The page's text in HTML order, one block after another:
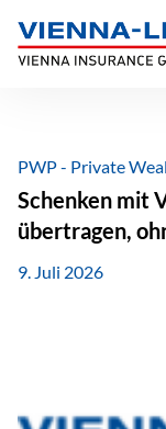
Inhalt
springen
PWP - Private
Schenken mit
übertragen,
9. Juli 2026